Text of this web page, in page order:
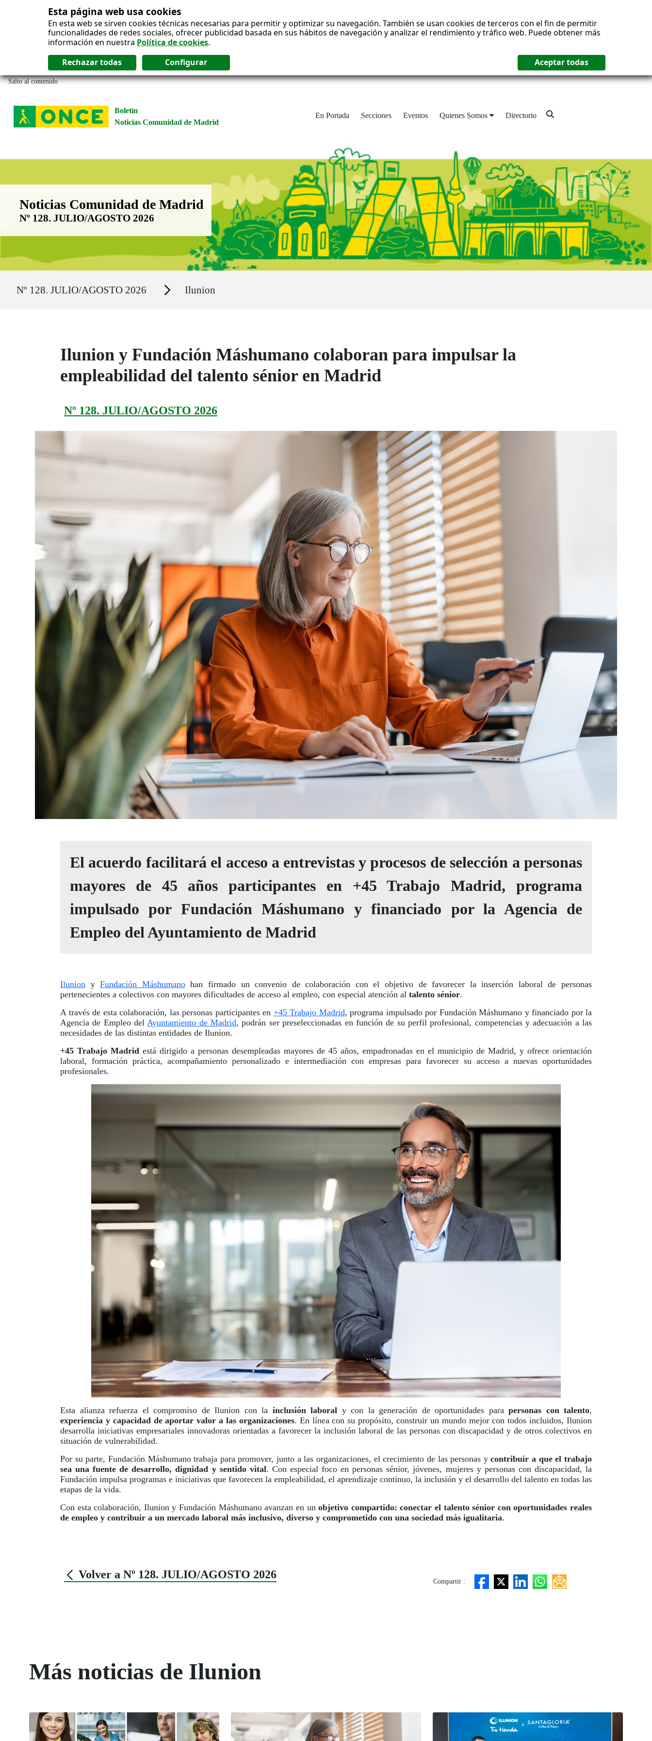
Esta página web usa cookies
En esta web se sirven cookies técnicas necesarias para permitir y optimizar su navegación. También se usan cookies de terceros con el fin de permitir
funcionalidades de redes sociales, ofrecer publicidad basada en sus hábitos de navegación y analizar el rendimiento y tráfico web. Puede obtener más
información en nuestra Política de cookies.
Salto al contenido
Boletín
Noticias Comunidad de Madrid
En Portada Secciones Eventos Quienes Somos Directorio
Boletín Noticias Comunidad de Madrid
Noticias Comunidad de Madrid
Nº 128. JULIO/AGOSTO 2026
Nº 128. JULIO/AGOSTO 2026 Secciones Ilunion
Ilunion y Fundación Máshumano colaboran para impulsar la
empleabilidad del talento sénior en Madrid
Nº 128. JULIO/AGOSTO 2026
El acuerdo facilitará el acceso a entrevistas y procesos de selección a personas
mayores de 45 años participantes en +45 Trabajo Madrid, programa
impulsado por Fundación Máshumano y financiado por la Agencia de
Empleo del Ayuntamiento de Madrid
Ilunion yFundación Máshumanohan firmado un convenio de colaboración con el objetivo de favorecer la inserción laboral de personas
pertenecientes a colectivos con mayores dificultades de acceso al empleo, con especial atención al talento sénior.
A través de esta colaboración, las personas participantes en +45 Trabajo Madrid, programa impulsado por Fundación Máshumano y financiado por la
Agencia de Empleo delAyuntamiento de Madrid, podrán ser preseleccionadas en función de su perfil profesional, competencias y adecuación a las
necesidades de las distintas entidades de Ilunion.
+45 Trabajo Madrid está dirigido a personas desempleadas mayores de 45 años, empadronadas en el municipio de Madrid, y ofrece orientación
laboral, formación práctica, acompañamiento personalizado e intermediación con empresas para favorecer su acceso a nuevas oportunidades
profesionales.
Esta alianza refuerza el compromiso de Ilunion con la inclusión laboral y con la generación de oportunidades para personas con talento,
experiencia y capacidad de aportar valor a las organizaciones. En línea con su propósito, construir un mundo mejor con todos incluidos, Ilunion
desarrolla iniciativas empresariales innovadoras orientadas a favorecer la inclusión laboral de las personas con discapacidad y de otros colectivos en
situación de vulnerabilidad.
Por su parte, Fundación Máshumano trabaja para promover, junto a las organizaciones, el crecimiento de las personas ycontribuir a que el trabajo
sea una fuente de desarrollo, dignidad y sentido vital. Con especial foco en personas sénior, jóvenes, mujeres y personas con discapacidad, la
Fundación impulsa programas e iniciativas que favorecen la empleabilidad, el aprendizaje continuo, la inclusión y el desarrollo del talento en todas las
etapas de la vida.
Con esta colaboración, Ilunion y Fundación Máshumano avanzan en unobjetivo compartido: conectar el talento sénior con oportunidades reales
de empleo y contribuir a un mercado laboral más inclusivo, diverso y comprometido con una sociedad más igualitaria.
Volver a Nº 128. JULIO/AGOSTO 2026
Compartir :
Más noticias de Ilunion